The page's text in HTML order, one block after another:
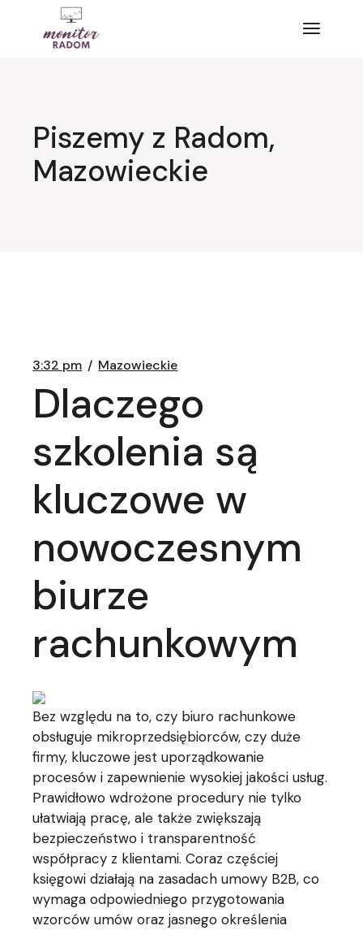
Piszemy z Radom,
Mazowieckie
3:32 pm Mazowieckie
Dlaczego
szkolenia są
kluczowe w
nowoczesnym
biurze
rachunkowym
Bez względu na to, czy biuro rachunkowe
obsługuje mikroprzedsiębiorców, czy duże
firmy, kluczowe jest uporządkowanie
procesów i zapewnienie wysokiej jakości usług.
Prawidłowo wdrożone procedury nie tylko
ułatwiają pracę, ale także zwiększają
bezpieczeństwo i transparentność
współpracy z klientami. Coraz częściej
księgowi działają na zasadach umowy B2B, co
wymaga odpowiedniego przygotowania
wzorców umów oraz jasnego określenia